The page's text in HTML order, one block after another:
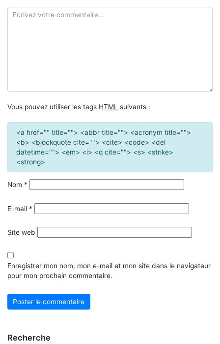
Vous pouvez utiliser les tags HTML suivants :
<a href="" title=""> <abbr title=""> <acronym title="">
<b> <blockquote cite=""> <cite> <code> <del
datetime=""> <em> <i> <q cite=""> <s> <strike>
<strong>
Nom *
E-mail *
Site web
Enregistrer mon nom, mon e-mail et mon site dans le navigateur
pour mon prochain commentaire.
Recherche